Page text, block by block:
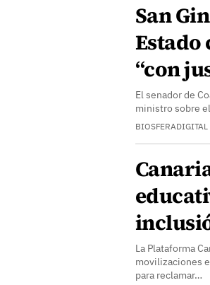
San
Estado
“con
El senador de
ministro sobre
BIOSFERADIGITAL
La Plataforma
movilizaciones
para reclamar…